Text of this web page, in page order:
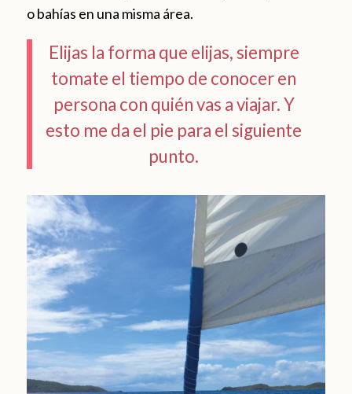
o bahías en una misma área.
Elijas la forma que elijas, siempre
tomate el tiempo de conocer en
persona con quién vas a viajar. Y
esto me da el pie para el siguiente
punto.